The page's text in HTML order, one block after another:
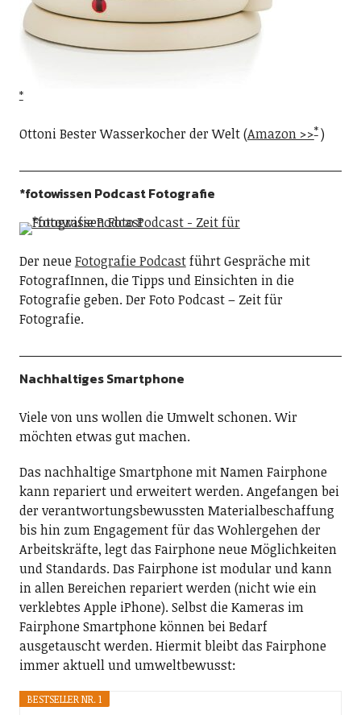
Ottoni Bester Wasserkocher der Welt (Amazon >> )
*fotowissen Podcast Fotografie
Der neueFotografie Podcastführt Gespräche mit
FotografInnen, die Tipps und Einsichten in die
Fotografie geben. Der Foto Podcast – Zeit für
Fotografie.
Nachhaltiges Smartphone
Viele von uns wollen die Umwelt schonen. Wir
möchten etwas gut machen.
Das nachhaltige Smartphone mit Namen Fairphone
kann repariert und erweitert werden. Angefangen bei
der verantwortungsbewussten Materialbeschaffung
bis hin zum Engagement für das Wohlergehen der
Arbeitskräfte, legt das Fairphone neue Möglichkeiten
und Standards. Das Fairphone ist modular und kann
in allen Bereichen repariert werden (nicht wie ein
verklebtes Apple iPhone). Selbst die Kameras im
Fairphone Smartphone können bei Bedarf
ausgetauscht werden. Hiermit bleibt das Fairphone
immer aktuell und umweltbewusst:
BESTSELLER NR. 1